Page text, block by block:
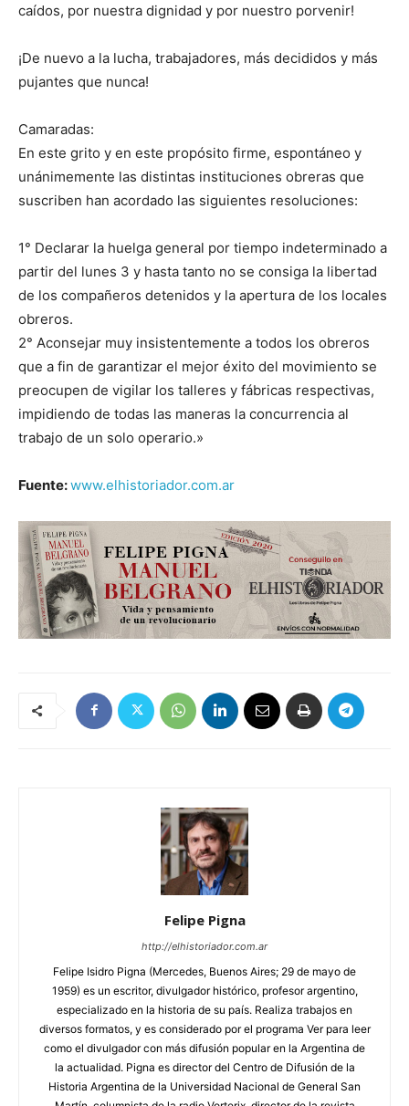
caídos, por nuestra dignidad y por nuestro porvenir!
¡De nuevo a la lucha, trabajadores, más decididos y más
pujantes que nunca!
Camaradas:
En este grito y en este propósito firme, espontáneo y
unánimemente las distintas instituciones obreras que
suscriben han acordado las siguientes resoluciones:
1° Declarar la huelga general por tiempo indeterminado a
partir del lunes 3 y hasta tanto no se consiga la libertad
de los compañeros detenidos y la apertura de los locales
obreros.
2° Aconsejar muy insistentemente a todos los obreros
que a fin de garantizar el mejor éxito del movimiento se
preocupen de vigilar los talleres y fábricas respectivas,
impidiendo de todas las maneras la concurrencia al
trabajo de un solo operario.»
Fuente:www.elhistoriador.com.ar
Felipe Pigna
http://elhistoriador.com.ar
Felipe Isidro Pigna (Mercedes, Buenos Aires; 29 de mayo de
1959) es un escritor, divulgador histórico, profesor argentino,
especializado en la historia de su país. Realiza trabajos en
diversos formatos, y es considerado por el programa Ver para leer
como el divulgador con más difusión popular en la Argentina de
la actualidad. Pigna es director del Centro de Difusión de la
Historia Argentina de la Universidad Nacional de General San